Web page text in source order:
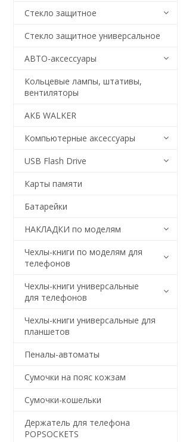
Spark
СЗУ Borofone BA99A 1*PD20W,
Стекло защитное
Стекло защитное универсальное
АВТО-аксессуары
Кольцевые лампы, штативы,
вентиляторы
АКБ WALKER
Компьютерные аксессуары
USB Flash Drive
Карты памяти
Батарейки
НАКЛАДКИ по моделям
Чехлы-книги по моделям для
телефонов
Чехлы-книги универсальные
для телефонов
Чехлы-книги универсальные для
планшетов
Пеналы-автоматы
Сумочки на пояс кожзам
Сумочки-кошельки
Держатель для телефона
POPSOCKETS